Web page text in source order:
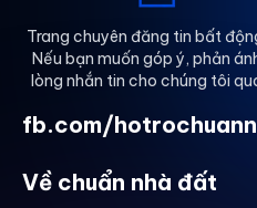
Trang chuyên đăng tin bất
Nếu bạn muốn góp ý, phản
lòng nhắn tin cho chúng tôi
fb.com/
Về chuẩn nhà đất